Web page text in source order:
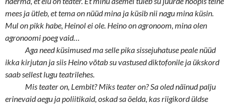
mees ja ütleb, et tema on nüüd mina ja küsib nii nagu mina küsin.
Mul on pikk habe, Heinol ei ole. Heino on agronoom, mina olen
agronoomi poeg vaid…
Aga need küsimused ma selle pika sissejuhatuse peale nüüd
ikka kirjutan ja siis Heino võtab su vastused diktofonile ja ükskord
saab sellest lugu teatrilehes.
Mis teater on, Lembit? Miks teater on? Sa oled näinud palju
erinevaid aegu ja poliitikaid, oskad sa öelda, kas riigikord üldse